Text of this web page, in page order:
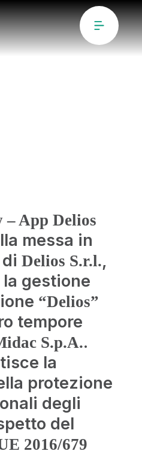
App Delios
messa in
Delios S.r.l.,
gestione
“Delios”
tempore
S.p.A..
la
protezione
degli
del
2016/679